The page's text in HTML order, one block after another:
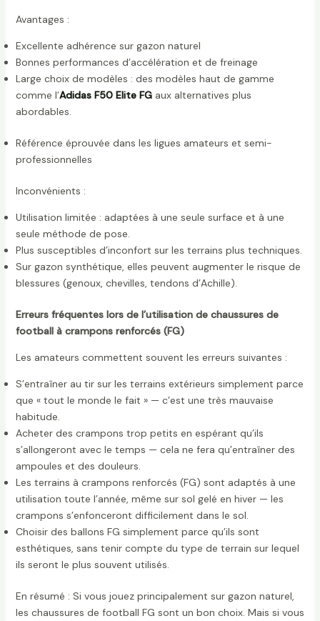
Avantages :
Excellente adhérence sur gazon naturel
Bonnes performances d’accélération et de freinage
Large choix de modèles : des modèles haut de gamme
comme l’Adidas F50 Elite FGaux alternatives plus
abordables.
Référence éprouvée dans les ligues amateurs et semi-
professionnelles
Inconvénients :
Utilisation limitée : adaptées à une seule surface et à une
seule méthode de pose.
Plus susceptibles d’inconfort sur les terrains plus techniques.
Sur gazon synthétique, elles peuvent augmenter le risque de
blessures (genoux, chevilles, tendons d’Achille).
Erreurs fréquentes lors de l’utilisation de chaussures de
football à crampons renforcés (FG)
Les amateurs commettent souvent les erreurs suivantes :
S’entraîner au tir sur les terrains extérieurs simplement parce
que « tout le monde le fait » — c’est une très mauvaise
habitude.
Acheter des crampons trop petits en espérant qu’ils
s’allongeront avec le temps — cela ne fera qu’entraîner des
ampoules et des douleurs.
Les terrains à crampons renforcés (FG) sont adaptés à une
utilisation toute l’année, même sur sol gelé en hiver — les
crampons s’enfonceront difficilement dans le sol.
Choisir des ballons FG simplement parce qu’ils sont
esthétiques, sans tenir compte du type de terrain sur lequel
ils seront le plus souvent utilisés.
En résumé : Si vous jouez principalement sur gazon naturel,
les chaussures de football FG sont un bon choix. Mais si vous